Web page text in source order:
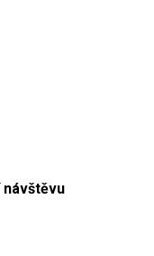
návštěvu